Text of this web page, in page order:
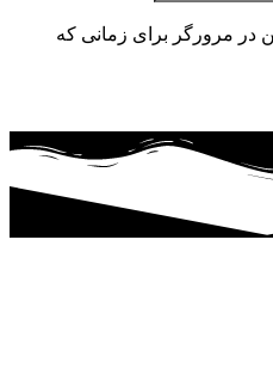
در مرورگر برای زمانی که